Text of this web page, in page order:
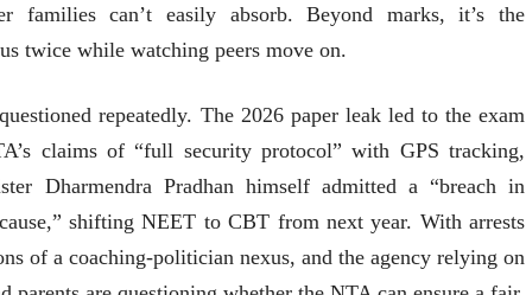
families can’t easily absorb. Beyond marks, it’s the
twice while watching peers move on.
repeatedly. The 2026 paper leak led to the exam
claims of “full security protocol” with GPS tracking,
Dharmendra Pradhan himself admitted a “breach in
shifting NEET to CBT from next year. With arrests
of a coaching-politician nexus, and the agency relying on